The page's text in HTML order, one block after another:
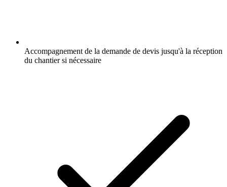
Accompagnement de la demande de devis jusqu'à la réception
du chantier si nécessaire